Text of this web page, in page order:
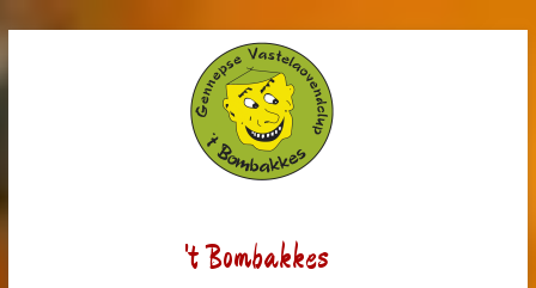
't Bombakkes